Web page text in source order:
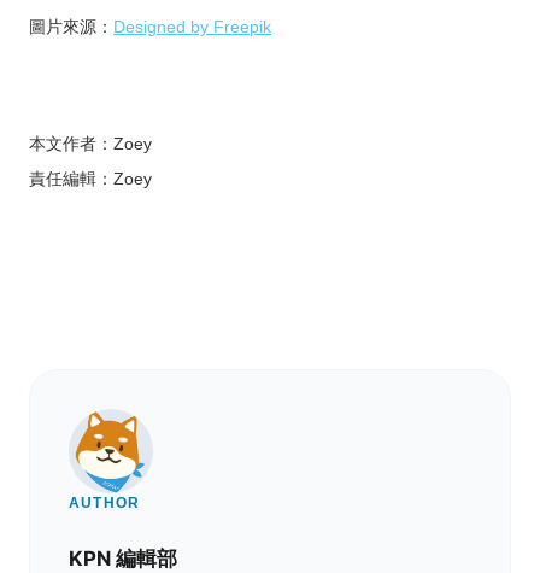
圖片來源： Designed by Freepik
本文作者：Zoey
責任編輯：Zoey
AUTHOR
KPN 編輯部